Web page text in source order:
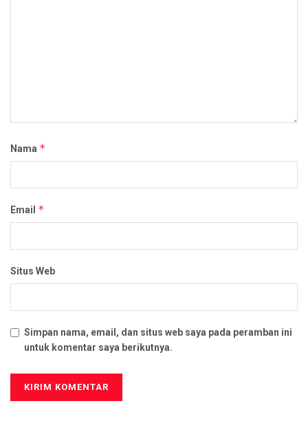
Nama *
Email *
Situs Web
Simpan nama, email, dan situs web saya pada peramban ini
untuk komentar saya berikutnya.